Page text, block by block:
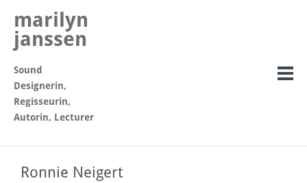
marilyn
janssen
Sound
Designerin,
Regisseurin,
Autorin, Lecturer
Ronnie Neigert